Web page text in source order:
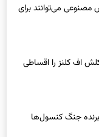
اف کلنز را اقساطی
جنگ کنسول‌ها